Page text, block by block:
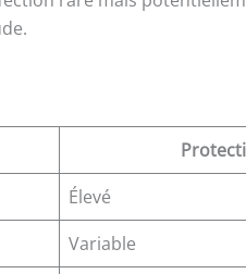
Élevé
Variable